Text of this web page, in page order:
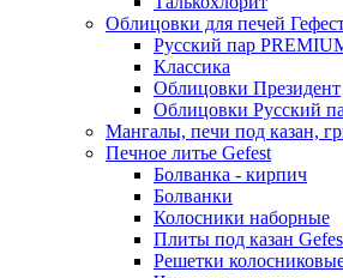
Облицовки для печей
Русский пар
Классика
Облицовки Президент
Облицовки Русский
Мангалы, печи под казан,
Печное литье Gefest
Болванка - кирпич
Болванки
Колосники наборные
Плиты под казан
Решетки